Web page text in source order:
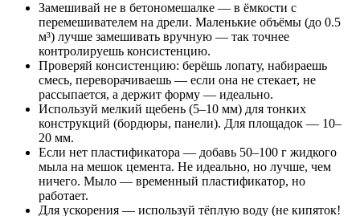
Замешивай не в бетономешалке — в ёмкости с
перемешивателем на дрели. Маленькие объёмы (до 0.5
м³) лучше замешивать вручную — так точнее
контролируешь консистенцию.
Проверяй консистенцию: берёшь лопату, набираешь
смесь, переворачиваешь — если она не стекает, не
рассыпается, а держит форму — идеально.
Используй мелкий щебень (5–10 мм) для тонких
конструкций (бордюры, панели). Для площадок — 10–
20 мм.
Если нет пластификатора — добавь 50–100 г жидкого
мыла на мешок цемента. Не идеально, но лучше, чем
ничего. Мыло — временный пластификатор, но
работает.
Для ускорения — используй тёплую воду (не кипяток!